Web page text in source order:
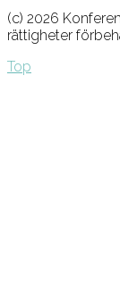
(c) 2026
rättigheter
Top